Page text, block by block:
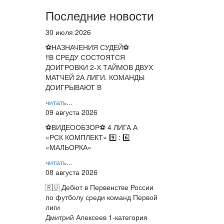
Последние новости
30 июля 2026
⚽НАЗНАЧЕНИЯ СУДЕЙ⚽
‼В СРЕДУ СОСТОЯТСЯ
ДОИГРОВКИ 2-Х ТАЙМОВ ДВУХ
МАТЧЕЙ 2А ЛИГИ. КОМАНДЫ
ДОИГРЫВАЮТ В
читать...
09 августа 2026
⚽️ВИДЕООБЗОР⚽️ 4 ЛИГА А
«РСК КОМПЛЕКТ» 9️⃣ : 6️⃣
«МАЛЬОРКА»
читать...
08 августа 2026
🇷🇺 Дебют в Первенстве России
по футболу среди команд Первой
лиги
Дмитрий Алексеев 1-категория